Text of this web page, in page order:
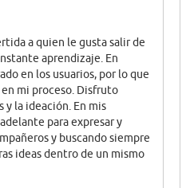
a quien le gusta salir de
aprendizaje. En
en los usuarios, por lo que
mi proceso. Disfruto
la ideación. En mis
para expresar y
y buscando siempre
ideas dentro de un mismo
entregar el mejor